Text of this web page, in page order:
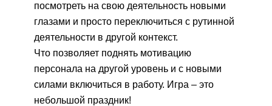
посмотреть на свою деятельность новыми
глазами и просто переключиться с рутинной
деятельности в другой контекст.
Что позволяет поднять мотивацию
персонала на другой уровень и с новыми
силами включиться в работу. Игра – это
небольшой праздник!